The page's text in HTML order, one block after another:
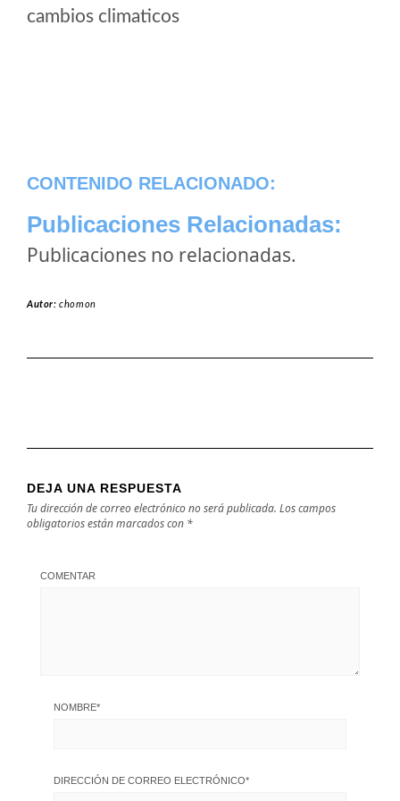
cambios climaticos
CONTENIDO RELACIONADO:
Publicaciones Relacionadas:
Publicaciones no relacionadas.
Autor:chomon
DEJA UNA RESPUESTA
Tu dirección de correo electrónico no será publicada. Los campos
obligatorios están marcados con *
COMENTAR
NOMBRE*
DIRECCIÓN DE CORREO ELECTRÓNICO*